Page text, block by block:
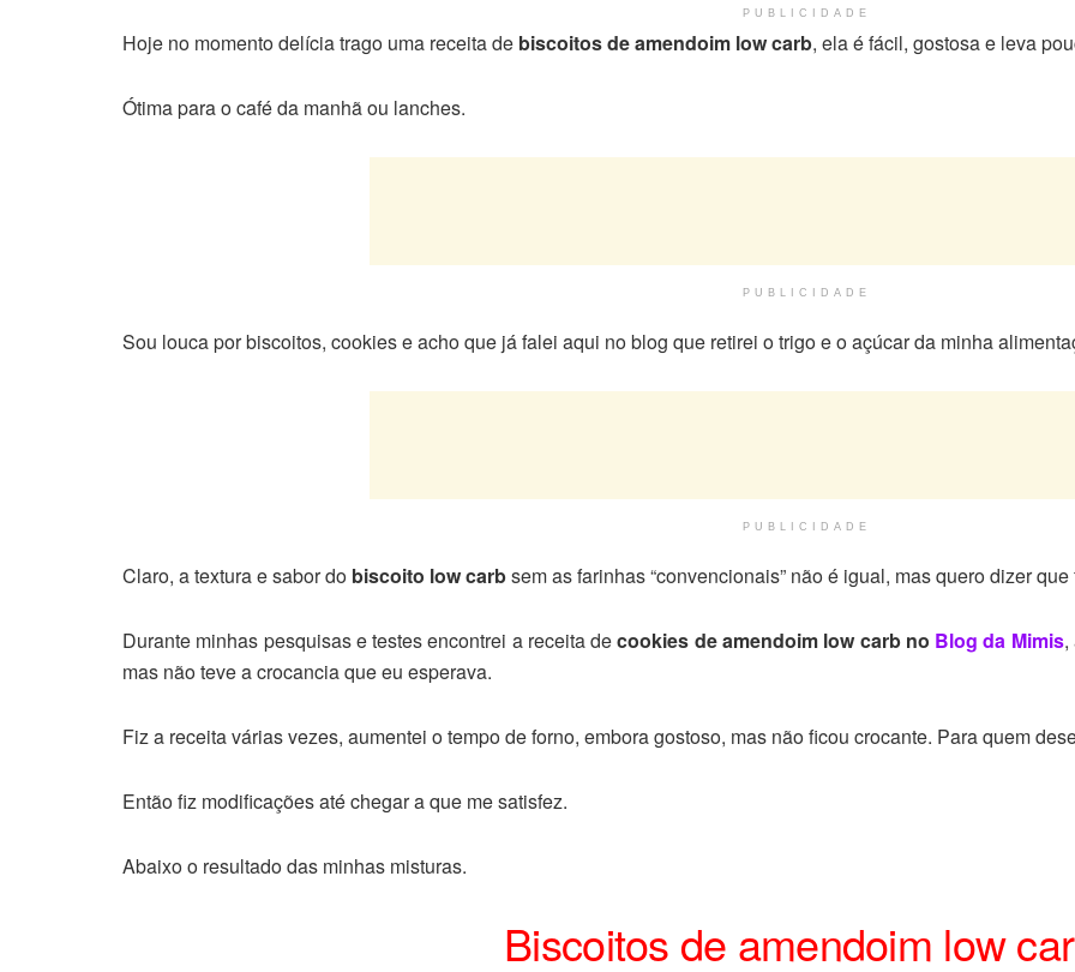
PUBLICIDADE
Hoje no momento delícia trago uma receita de biscoitos de amendoim low carb, ela é fácil, gostosa e leva
Ótima para o café da manhã ou lanches.
PUBLICIDADE
Sou louca por biscoitos, cookies e acho que já falei aqui no blog que retirei o trigo e o açúcar da minha
PUBLICIDADE
Claro, a textura e sabor do biscoito low carbsem as farinhas “convencionais” não é igual, mas quero dizer
Durante minhas pesquisas e testes encontrei a receita decookies de amendoim low carb no Blog da Mimis,
mas não teve a crocancia que eu esperava.
Fiz a receita várias vezes, aumentei o tempo de forno, embora gostoso, mas não ficou crocante. Para quem
Então fiz modificações até chegar a que me satisfez.
Abaixo o resultado das minhas misturas.
Biscoitos de amendoim low